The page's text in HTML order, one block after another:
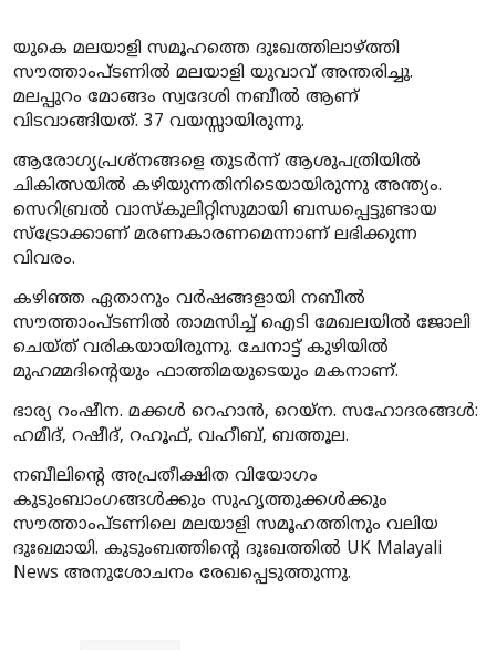
യുകെ മലയാളി സമൂഹത്തെ ദുഃഖത്തിലാഴ്ത്തി
സൗത്താംപ്ടണിൽ മലയാളി യുവാവ് അന്തരിച്ചു.
മലപ്പുറം മോങ്ങം സ്വദേശി നബീൽ ആണ്
വിടവാങ്ങിയത്. 37 വയസ്സായിരുന്നു.
ആരോഗ്യപ്രശ്നങ്ങളെ തുടർന്ന് ആശുപത്രിയിൽ
ചികിത്സയിൽ കഴിയുന്നതിനിടെയായിരുന്നു അന്ത്യം.
സെറിബ്രൽ വാസ്കുലിറ്റിസുമായി ബന്ധപ്പെട്ടുണ്ടായ
സ്ട്രോക്കാണ് മരണകാരണമെന്നാണ് ലഭിക്കുന്ന
വിവരം.
കഴിഞ്ഞ ഏതാനും വർഷങ്ങളായി നബീൽ
സൗത്താംപ്ടണിൽ താമസിച്ച് ഐടി മേഖലയിൽ ജോലി
ചെയ്ത് വരികയായിരുന്നു. ചേനാട്ട് കുഴിയിൽ
മുഹമ്മദിന്റെയും ഫാത്തിമയുടെയും മകനാണ്.
ഭാര്യ റംഷീന. മക്കൾ റെഹാൻ, റെയ്ന. സഹോദരങ്ങൾ:
ഹമീദ്, റഷീദ്, റഹൂഫ്, വഹീബ്, ബത്തൂല.
നബീലിന്റെ അപ്രതീക്ഷിത വിയോഗം
കുടുംബാംഗങ്ങൾക്കും സുഹൃത്തുക്കൾക്കും
സൗത്താംപ്ടണിലെ മലയാളി സമൂഹത്തിനും വലിയ
ദുഃഖമായി. കുടുംബത്തിന്റെ ദുഃഖത്തിൽ UK Malayali
News അനുശോചനം രേഖപ്പെടുത്തുന്നു.